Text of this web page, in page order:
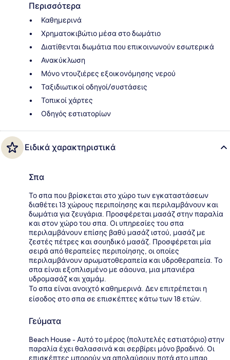
Περισσότερα
Καθημερινά
Χρηματοκιβώτιο μέσα στο δωμάτιο
Διατίθενται δωμάτια που επικοινωνούν εσωτερικά
Ανακύκλωση
Μόνο ντουζιέρες εξοικονόμησης νερού
Ταξιδιωτικοί οδηγοί/συστάσεις
Τοπικοί χάρτες
Οδηγός εστιατορίων
Ειδικά χαρακτηριστικά
Σπα
Το σπα που βρίσκεται στο χώρο των εγκαταστάσεων
διαθέτει 13 χώρους περιποίησης και περιλαμβάνουν και
δωμάτια για ζευγάρια. Προσφέρεται μασάζ στην παραλία
και στον χώρο του σπα. Οι υπηρεσίες του σπα
περιλαμβάνουν επίσης βαθύ μασάζ ιστού, μασάζ με
ζεστές πέτρες και σουηδικό μασάζ. Προσφέρεται μία
σειρά από θεραπείες περιποίησης, οι οποίες
περιλαμβάνουν αρωματοθεραπεία και υδροθεραπεία. Το
σπα είναι εξοπλισμένο με σάουνα, μια μπανιέρα
υδρομασάζ και χαμάμ.
Το σπα είναι ανοιχτό καθημερινά. Δεν επιτρέπεται η
είσοδος στο σπα σε επισκέπτες κάτω των 18 ετών.
Γεύματα
Beach House - Αυτό το μέρος (πολυτελές εστιατόριο) στην
παραλία έχει θαλασσινά και σερβίρει μόνο βραδινό. Οι
επισκέπτες μπορούν να απολαύσουν ποτά στο μπαρ.